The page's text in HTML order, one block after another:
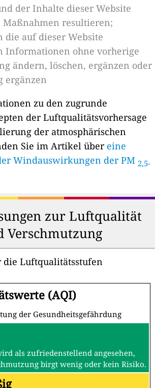
der Inhalte dieser Website
resultieren;
die auf dieser Website
Informationen ohne vorherige
ändern, löschen, ergänzen oder
ergänzen
zu den zugrunde
der Luftqualitätsvorhersage
der atmosphärischen
Sie im Artikel über eine
Windauswirkungen der PM 2,5-
zur Luftqualität
Verschmutzung
die Luftqualitätsstufen
(AQI)
der Gesundheitsgefährdung
als zufriedenstellend angesehen,
birgt wenig oder kein Risiko.